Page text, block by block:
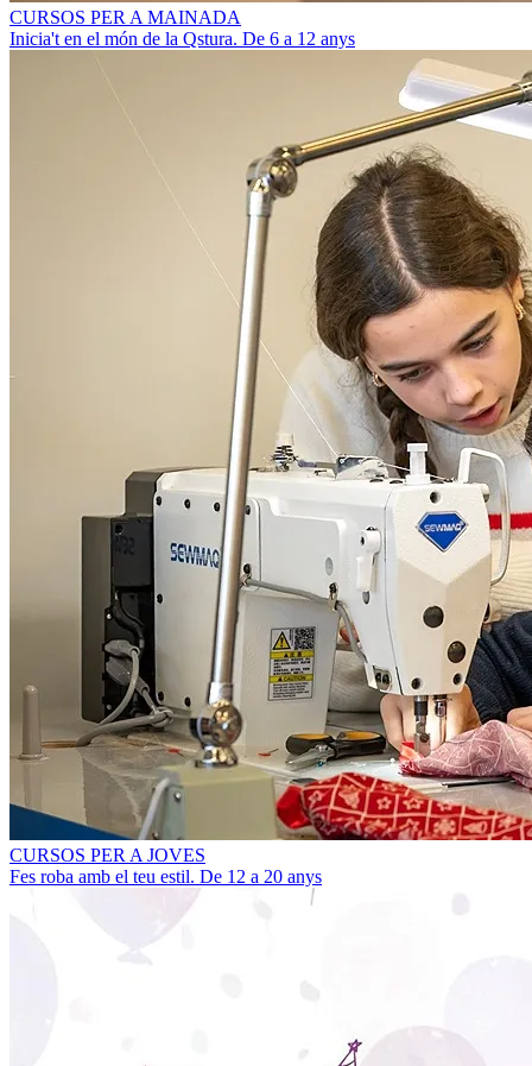
CURSOS PER A MAINADA
Inicia't en el món de la Qstura. De 6 a 12 anys
CURSOS PER A JOVES
Fes roba amb el teu estil. De 12 a 20 anys